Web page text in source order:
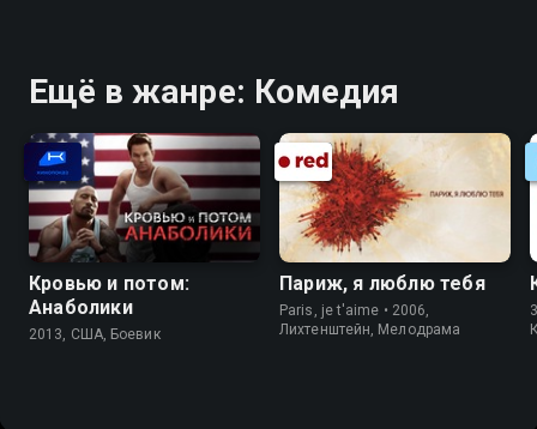
Ещё в жанре: Комедия
Кровью и потом:
Анаболики
2013, США, Боевик
Париж, я люблю тебя
Paris, je t'aime • 2006,
Лихтенштейн, Мелодрама